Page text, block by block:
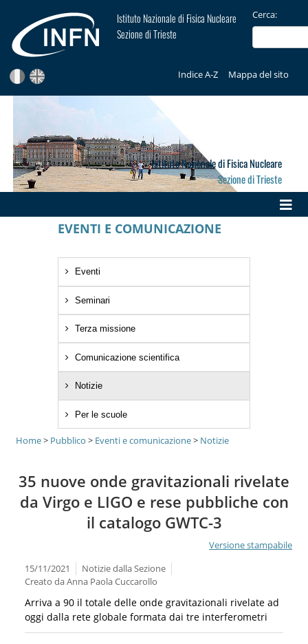
Istituto Nazionale di Fisica Nucleare
Sezione di Trieste
Cerca:
Indice A-Z Mappa del sito
Istituto Nazionale di Fisica Nucleare
Sezione di Trieste
EVENTI E COMUNICAZIONE
Eventi
Seminari
Terza missione
Comunicazione scientifica
Notizie
Per le scuole
Home> Pubblico > Eventi e comunicazione> Notizie
35 nuove onde gravitazionali rivelate
da Virgo e LIGO e rese pubbliche con
il catalogo GWTC-3
Versione stampabile
15/11/2021
Notizie dalla Sezione
Creato daAnna Paola Cuccarollo
Arriva a 90 il totale delle onde gravitazionali rivelate ad
oggi dalla rete globale formata dai tre interferometri